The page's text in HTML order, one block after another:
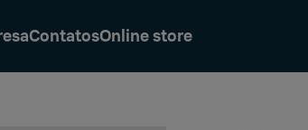
ContatosOnline store